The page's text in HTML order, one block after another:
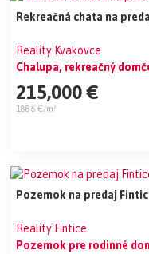
Rekreačná chata na
Reality Kvakovce
Chalupa, rekreačný
215,000 €
1886 €/m²
Pozemok na predaj
Reality Fintice
Pozemok pre rodinné